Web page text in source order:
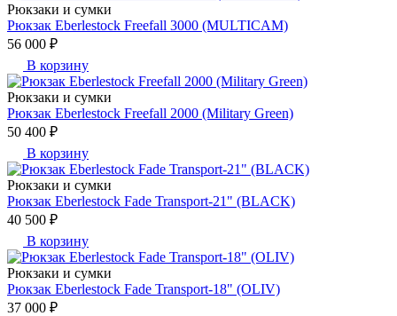
Рюкзаки и сумки
Рюкзак Eberlestock Freefall 3000 (MULTICAM)
56 000 ₽
В корзину
Рюкзаки и сумки
Рюкзак Eberlestock Freefall 2000 (Military Green)
50 400 ₽
В корзину
Рюкзаки и сумки
Рюкзак Eberlestock Fade Transport-21" (BLACK)
40 500 ₽
В корзину
Рюкзаки и сумки
Рюкзак Eberlestock Fade Transport-18" (OLIV)
37 000 ₽